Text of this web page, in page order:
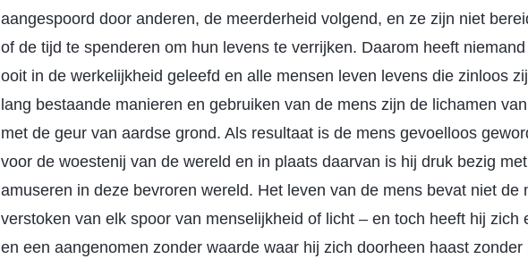
aangespoord door anderen, de meerderheid volgend, en ze zijn niet
of de tijd te spenderen om hun levens te verrijken. Daarom heeft
ooit in de werkelijkheid geleefd en alle mensen leven levens die zinloos
lang bestaande manieren en gebruiken van de mens zijn de lichamen
met de geur van aardse grond. Als resultaat is de mens gevoelloos
voor de woestenij van de wereld en in plaats daarvan is hij druk bezig
amuseren in deze bevroren wereld. Het leven van de mens bevat niet de
verstoken van elk spoor van menselijkheid of licht – en toch heeft hij zich
en een aangenomen zonder waarde waar hij zich doorheen haast